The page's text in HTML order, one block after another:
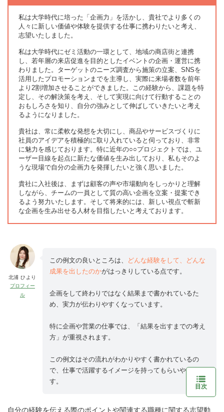
私は大学時代に培った「企画力」を活かし、貴社でより多くの
人々に新しい価値や体験を提供する仕事に携わりたいと考え、
志望いたしました。
私は大学時代にゼミ活動の一環として、地域の商店街と連携
し、若年層の来店促進を目的としたイベントの企画・運営に携
わりました。ターゲットのニーズ調査から施策の立案、SNSを
活用したプロモーションまでを主導し、実際に来場者数を前年
より2割増加させることができました。この経験から、課題を特
定し、その解決策を考え、そして実現に向けて行動することの
おもしろさを知り、自分の強みとして伸ばしていきたいと考え
るようになりました。
貴社は、常に柔軟な発想を大切にし、商品やサービスづくりに
社員のアイデアを積極的に取り入れていると伺っており、非常
に魅力を感じております。特に近年の○○プロジェクトでは、ユ
ーザー目線を起点に新たな価値を生み出しており、私もそのよ
うな現場で自分の企画力を発揮したいと強く思いました。
貴社に入社後は、まずは顧客の声や市場動向をしっかりと理解
しながら、チームの一員として質の高い企画を立案・提案でき
るよう努力いたします。そして将来的には、新しい視点で斬新
な企画を生み出せる人材を目指したいと考えております。
北浦 ひより
プロフィー
ル
この例文の良いところは、
どんな経験をして、どんな
成果を出したのかがはっきりしている点です。
企画をして終わりではなく結果まで書かれているた
め、実力が伝わりやすくなっています。
特に企画や営業の仕事では、「結果を出すまでの考え
方」が重視されます。
この例文はその流れがわかりやすく書かれているの
で、仕事で活躍するイメージを持ってもらいやすいで
す。
自分の経験を伝える際のポイントや関連する職種に関する志望動
目次